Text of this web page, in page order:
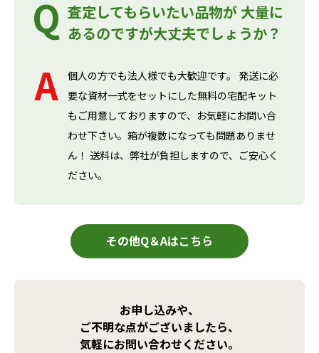
査定してもらいたい品物が 大量に
あるのですが大丈夫でしょうか？
個人の方でも法人様でも大歓迎です。 発送に必
要な資材一式をセットにした無料の宅配キット
もご用意しておりますので、お気軽にお問い合
わせ下さい。箱が複数になっても問題ありませ
ん！ 送料は、弊社が負担しますので、ご安心く
ださい。
その他Q＆Aはこちら
お申し込みや、
ご不明な点がございましたら、
気軽にお問い合わせください。